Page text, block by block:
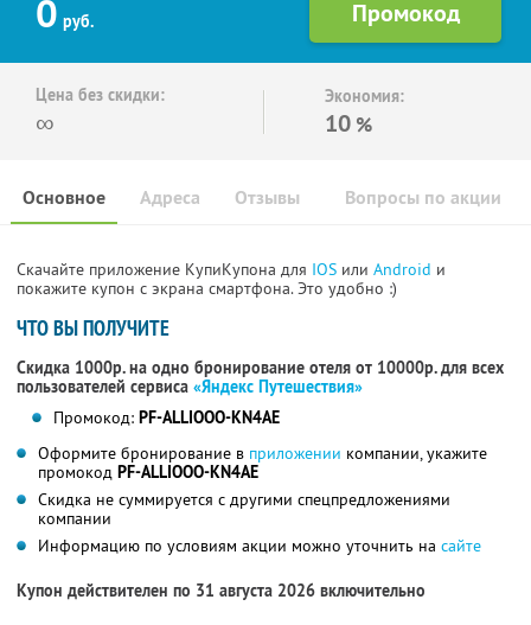
0 руб.
Цена без скидки:
∞
Экономия:
10 %
Основное Отзывы Вопросы по акции
Адреса
Скачайте приложение КупиКупона для IOS или Android и
покажите купон с экрана смартфона. Это удобно :)
ЧТО ВЫ ПОЛУЧИТЕ
Скидка 1000р. на одно бронирование отеля от 10000р. для всех
пользователей сервиса «Яндекс Путешествия»
Промокод: PF-ALLIOOO-KN4AE
Оформите бронирование в приложении компании, укажите
промокод PF-ALLIOOO-KN4AE
Скидка не суммируется с другими спецпредложениями
компании
Информацию по условиям акции можно уточнить на сайте
Купон действителен по 31 августа 2026 включительно